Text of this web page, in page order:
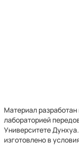
Материал
лабораторией
Университете
изготовлено в